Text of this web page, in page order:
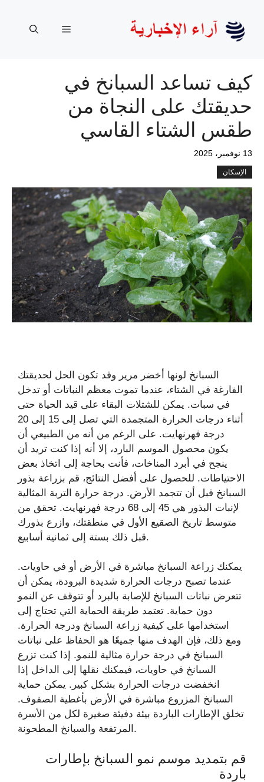
المحتوى
القائمة
كيف تساعد السبانخ في
حديقتك على النجاة من
طقس الشتاء القاسي
13 نوفمبر، 2025
الإسكان
السبانخ لونها أخضر مرير وقد تكون الحل لحديقتك
الفارغة في الشتاء، عندما تموت معظم النباتات أو تدخل
في سبات. يمكن للشتلات البقاء على قيد الحياة حتى
أثناء درجات الحرارة المتجمدة التي تصل إلى 15 إلى 20
درجة فهرنهايت. على الرغم من أنه من الطبيعي أن
يكون محصول الموسم البارد، إلا أنه إذا كنت تريد أن
ينجح في أبرد المناخات، فأنت بحاجة إلى اتخاذ بعض
الاحتياطات. للحصول على أفضل النتائج، قم بزراعة بذور
السبانخ قبل أن تتجمد الأرض. درجة حرارة التربة المثالية
لإنبات البذور هي 45 إلى 68 درجة فهرنهايت. تحقق من
متوسط ​​تاريخ الصقيع الأول في منطقتك، وازرع بذورك
قبل ذلك بستة إلى ثمانية أسابيع.
يمكنك زراعة السبانخ مباشرة في الأرض أو في حاويات.
عندما تصبح درجات الحرارة شديدة البرودة، يمكن أن
تتعرض نباتات السبانخ للإصابة بالبرد أو تتوقف عن النمو
دون حماية. تعتمد طريقة الحماية التي تحتاج إلى
استخدامها على كيفية زراعة السبانخ ودرجة الحرارة.
ومع ذلك، فإن الهدف منها جميعًا هو الحفاظ على نباتات
السبانخ في درجة حرارة مثالية للنمو. إذا كنت تزرع
السبانخ في حاويات، فيمكنك نقلها إلى الداخل إذا
انخفضت درجات الحرارة بشكل كبير. يمكن حماية
السبانخ المزروع مباشرة في الأرض بأغطية الصفوف.
تخلق الإطارات الباردة بيئة دفيئة صغيرة لكل من الأسرة
المرتفعة والسبانخ المطحونة.
قم بتمديد موسم نمو السبانخ بإطارات
باردة